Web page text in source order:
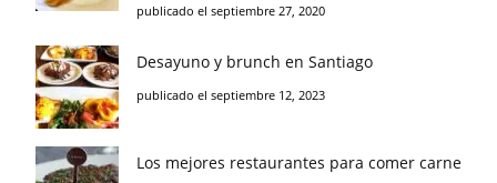
publicado el septiembre 27, 2020
Desayuno y brunch en Santiago
publicado el septiembre 12, 2023
Los mejores restaurantes para comer carne